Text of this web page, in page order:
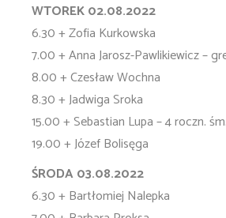
WTOREK 02.08.2022
6.30 + Zofia Kurkowska
7.00 + Anna Jarosz-Pawlikiewicz –
8.00 + Czesław Wochna
8.30 + Jadwiga Sroka
15.00 + Sebastian Lupa – 4 roczn. śm.
19.00 + Józef Bolisęga
ŚRODA 03.08.2022
6.30 + Bartłomiej Nalepka